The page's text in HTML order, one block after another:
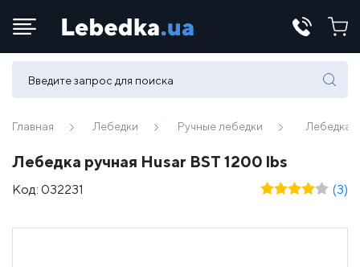
Телефоны:
(067) 430 82-15
Главная Лебедки Ручные лебедки Лебедка
Лебедка ручная Husar BST 1200 lbs
Код: 032231 (3)